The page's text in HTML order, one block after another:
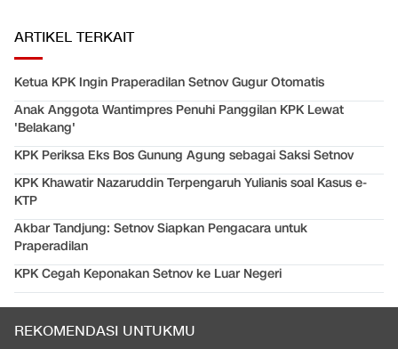
ARTIKEL TERKAIT
Ketua KPK Ingin Praperadilan Setnov Gugur Otomatis
Anak Anggota Wantimpres Penuhi Panggilan KPK Lewat
'Belakang'
KPK Periksa Eks Bos Gunung Agung sebagai Saksi Setnov
KPK Khawatir Nazaruddin Terpengaruh Yulianis soal Kasus e-
KTP
Akbar Tandjung: Setnov Siapkan Pengacara untuk
Praperadilan
KPK Cegah Keponakan Setnov ke Luar Negeri
REKOMENDASI UNTUKMU